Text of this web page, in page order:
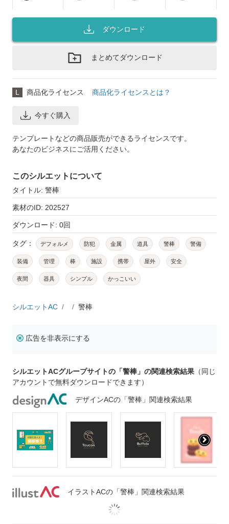
ダウンロード
まとめてダウンロード
L 商品化ライセンス 商品化ライセンスとは？
今すぐ購入
テンプレートなどの商品販売ができるライセンスです。
あなたのビジネスにご活用ください。
このシルエットについて
タイトル: 警棒
素材のID: 202527
ダウンロード: 0回
タグ： デフォルメ 防犯 金属 道具 警棒 警備
装備 管理 棒 施設 携帯 屋外 安全
夜間 器具 シンプル かっこいい
シルエットAC 警棒
広告を非表示にする
シルエットACグループサイトの「警棒」の関連検索結果 （同じ
アカウントで無料ダウンロードできます）
デザインACの「警棒」関連検索結果
イラストACの「警棒」関連検索結果